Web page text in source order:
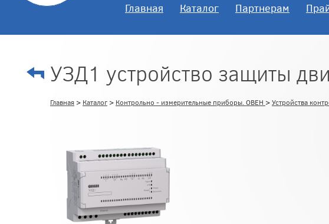
Главная Каталог Партнерам
УЗД1 устройство защиты
Главная > Каталог > Контрольно - измерительные приборы. ОВЕН >Устройства